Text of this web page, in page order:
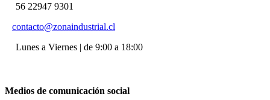
56 22947 9301
contacto@zonaindustrial.cl
Lunes a Viernes | de 9:00 a 18:00
Medios de comunicación social